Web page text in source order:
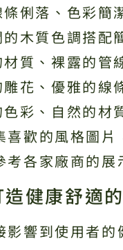
條俐落、色彩簡
木質色調搭配
質、裸露的管
花、優雅的線
彩、自然的材
喜歡的風格圖
各家廠商的
健康舒適
響到使用者的